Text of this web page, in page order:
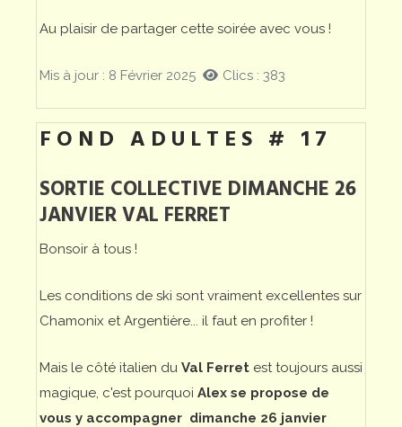
Au plaisir de partager cette soirée avec vous !
Mis à jour : 8 Février 2025 Clics : 383
FOND ADULTES # 17
SORTIE COLLECTIVE DIMANCHE 26
JANVIER VAL FERRET
Bonsoir à tous !
Les conditions de ski sont vraiment excellentes sur
Chamonix et Argentière... il faut en profiter !
Mais le côté italien du Val Ferret est toujours aussi
magique, c'est pourquoi Alex se propose de
vous y accompagner dimanche 26 janvier